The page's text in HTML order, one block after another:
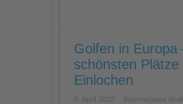
Golfen in Europa
schönsten Plätze
Einlochen
5. April 2022 Kommentare